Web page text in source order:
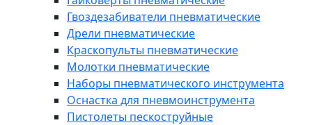
Гвоздезабиватели пневматические
Дрели пневматические
Краскопульты пневматические
Молотки пневматические
Наборы пневматического инструмента
Оснастка для пневмоинструмента
Пистолеты пескоструйные